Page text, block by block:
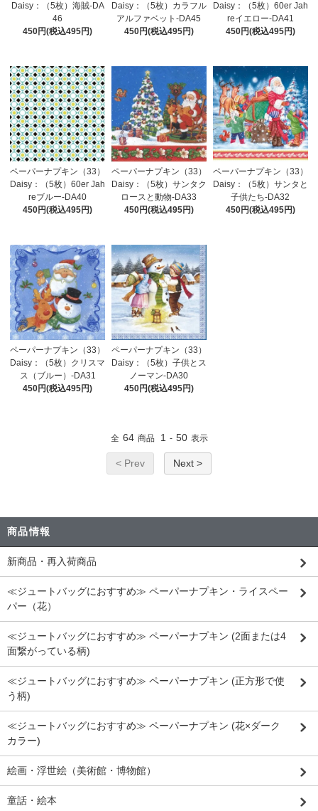
Daisy：（5枚）海賊-DA
46
450円(税込495円)
Daisy：（5枚）カラフル
アルファベット-DA45
450円(税込495円)
Daisy：（5枚）60er Jah
reイエロー-DA41
450円(税込495円)
ペーパーナプキン（33）
Daisy：（5枚）60er Jah
reブルー-DA40
450円(税込495円)
ペーパーナプキン（33）
Daisy：（5枚）サンタク
ロースと動物-DA33
450円(税込495円)
ペーパーナプキン（33）
Daisy：（5枚）サンタと
子供たち-DA32
450円(税込495円)
ペーパーナプキン（33）
Daisy：（5枚）クリスマ
ス（ブルー）-DA31
450円(税込495円)
ペーパーナプキン（33）
Daisy：（5枚）子供とス
ノーマン-DA30
450円(税込495円)
全 64 商品 1 - 50 表示
< Prev Next >
商品情報
新商品・再入荷商品
≪ジュートバッグにおすすめ≫ ペーパーナプキン・ライスペー
パー（花）
≪ジュートバッグにおすすめ≫ ペーパーナプキン (2面または4
面繋がっている柄)
≪ジュートバッグにおすすめ≫ ペーパーナプキン (正方形で使
う柄)
≪ジュートバッグにおすすめ≫ ペーパーナプキン (花×ダーク
カラー)
絵画・浮世絵（美術館・博物館）
童話・絵本